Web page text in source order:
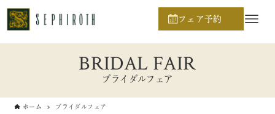
フェア予約
BRIDAL FAIR
ブライダルフェア
ホーム ブライダルフェア